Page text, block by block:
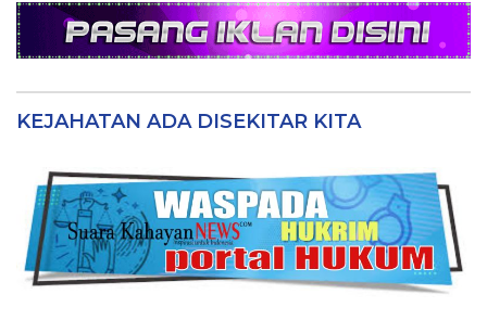
KEJAHATAN ADA DISEKITAR KITA